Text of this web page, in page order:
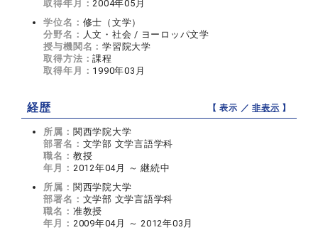
取得年月：2004年05月
学位名： 修士（文学）
分野名： 人文・社会 / ヨーロッパ文学
授与機関名：学習院大学
取得方法：課程
取得年月： 1990年03月
経歴 【 表示 ／非表示 】
所属： 関西学院大学
部署名： 文学部 文学言語学科
職名： 教授
年月： 2012年04月 ～ 継続中
所属： 関西学院大学
部署名： 文学部 文学言語学科
職名： 准教授
年月： 2009年04月 ～ 2012年03月